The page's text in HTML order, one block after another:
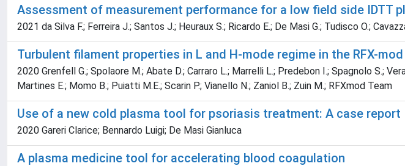
Assessment of measurement performance for a low field side IDTT
2021 da Silva F.; Ferreira J.; Santos J.; Heuraux S.; Ricardo E.; De Masi G.; Tudisco O.;
Turbulent filament properties in L and H-mode regime in the RFX-
2020 Grenfell G.; Spolaore M.; Abate D.; Carraro L.; Marrelli L.; Predebon I.; Spagnolo S.;
Martines E.; Momo B.; Puiatti M.E.; Scarin P.; Vianello N.; Zaniol B.; Zuin M.; RFXmod Team
Use of a new cold plasma tool for psoriasis treatment: A case report
2020 Gareri Clarice; Bennardo Luigi; De Masi Gianluca
A plasma medicine tool for accelerating blood coagulation